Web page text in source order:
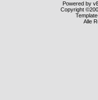
Powered by
Copyright
Alle